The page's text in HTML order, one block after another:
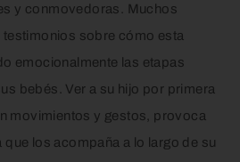
y conmovedoras. Muchos
sobre cómo esta
emocionalmente las etapas
bebés. Ver a su hijo por primera
movimientos y gestos, provoca
los acompaña a lo largo de su